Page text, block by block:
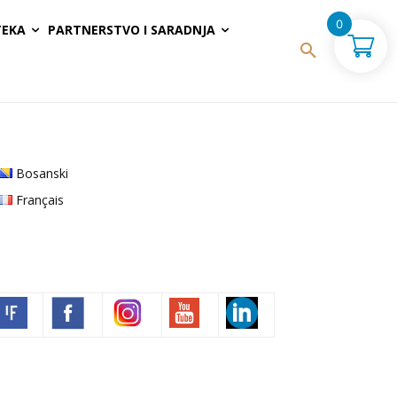
PARTNERSTVO I SARADNJA
Bosanski
Français
0